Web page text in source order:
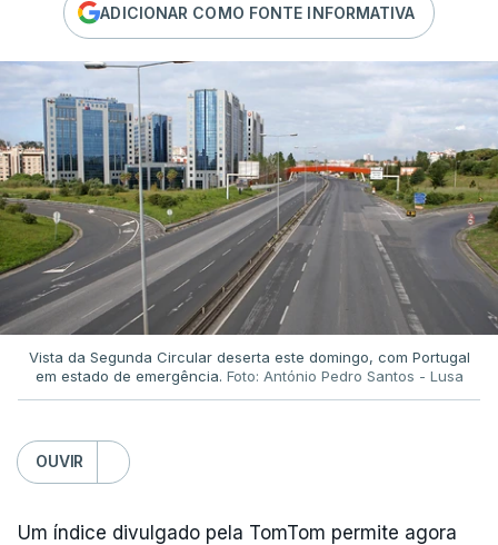
ADICIONAR COMO FONTE INFORMATIVA
Vista da Segunda Circular deserta este domingo, com Portugal
em estado de emergência. Foto: António Pedro Santos - Lusa
OUVIR
Um índice divulgado pela TomTom permite agora